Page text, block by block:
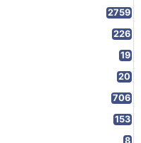
2759
226
19
20
706
153
8